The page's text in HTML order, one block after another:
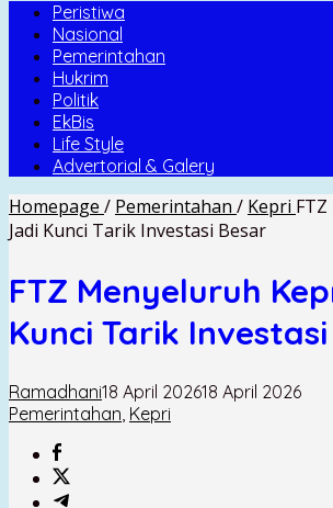
Peristiwa
Nasional
Pemerintahan
Hukrim
Politik
EkBis
Life Style
Advertorial & Galery
Homepage / Pemerintahan / Kepri
Jadi Kunci Tarik Investasi Besar
FTZ Menyeluruh
Kunci Tarik
Ramadhani18 April 202618 April 2026
Pemerintahan Kepri